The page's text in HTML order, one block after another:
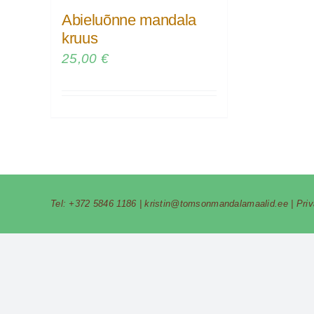
Abieluõnne mandala
kruus
25,00 €
Tel: +372 5846 1186 |kristin@tomsonmandalamaalid.ee|